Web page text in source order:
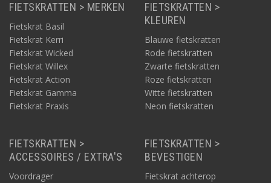
FIETSKRATTEN > MERKEN
Fietskrat Basil
Fietskrat Kerri
Fietskrat Wicked
Fietskrat Willex
Fietskrat Action
Fietskrat Gamma
Fietskrat Praxis
FIETSKRATTEN >
KLEUREN
Blauwe fietskratten
Rode fietskratten
Zwarte fietskratten
Roze fietskratten
Witte fietskratten
Neon fietskratten
FIETSKRATTEN >
ACCESSOIRES / EXTRA'S
Voordrager
FIETSKRATTEN >
BEVESTIGEN
Fietskrat achterop